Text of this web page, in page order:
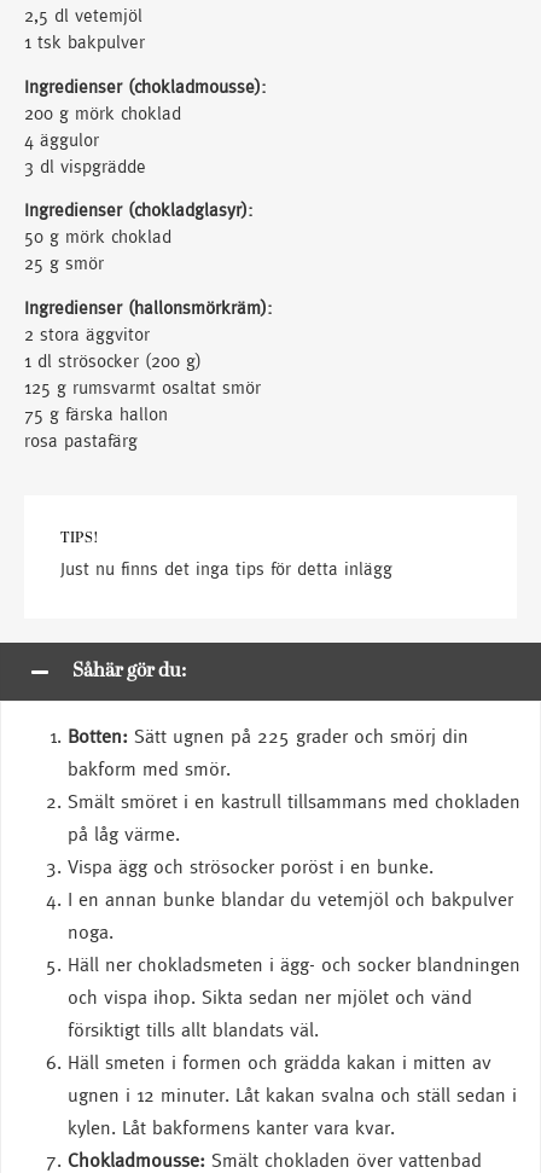
2,5 dl vetemjöl
1 tsk bakpulver
Ingredienser (chokladmousse):
200 g mörk choklad
4 äggulor
3 dl vispgrädde
Ingredienser (chokladglasyr):
50 g mörk choklad
25 g smör
Ingredienser (hallonsmörkräm):
2 stora äggvitor
1 dl strösocker (200 g)
125 g rumsvarmt osaltat smör
75 g färska hallon
rosa pastafärg
TIPS!
Just nu finns det inga tips för detta inlägg
Såhär gör du:
Botten: Sätt ugnen på 225 grader och smörj din
bakform med smör.
Smält smöret i en kastrull tillsammans med chokladen
på låg värme.
Vispa ägg och strösocker poröst i en bunke.
I en annan bunke blandar du vetemjöl och bakpulver
noga.
Häll ner chokladsmeten i ägg- och socker blandningen
och vispa ihop. Sikta sedan ner mjölet och vänd
försiktigt tills allt blandats väl.
Häll smeten i formen och grädda kakan i mitten av
ugnen i 12 minuter. Låt kakan svalna och ställ sedan i
kylen. Låt bakformens kanter vara kvar.
Chokladmousse: Smält chokladen över vattenbad